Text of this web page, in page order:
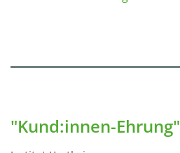
"Kund:innen-Ehrung"